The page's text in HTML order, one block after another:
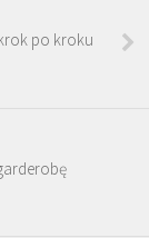
po kroku